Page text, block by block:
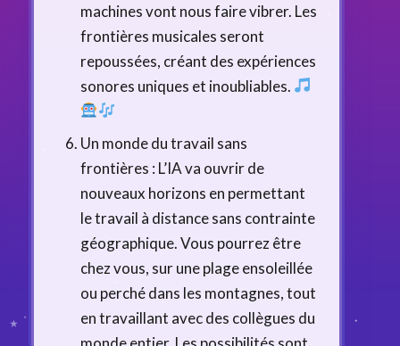
machines vont nous faire vibrer. Les
frontières musicales seront
repoussées, créant des expériences
sonores uniques et inoubliables.
Un monde du travail sans
frontières : L’IA va ouvrir de
nouveaux horizons en permettant
le travail à distance sans contrainte
géographique. Vous pourrez être
chez vous, sur une plage ensoleillée
ou perché dans les montagnes, tout
en travaillant avec des collègues du